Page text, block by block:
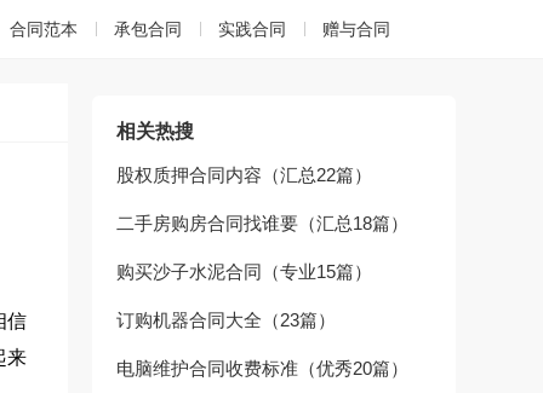
合同范本 承包合同 实践合同 赠与合同
信
来
相关热搜
股权质押合同内容（汇总22篇）
二手房购房合同找谁要（汇总18篇）
购买沙子水泥合同（专业15篇）
订购机器合同大全（23篇）
电脑维护合同收费标准（优秀20篇）